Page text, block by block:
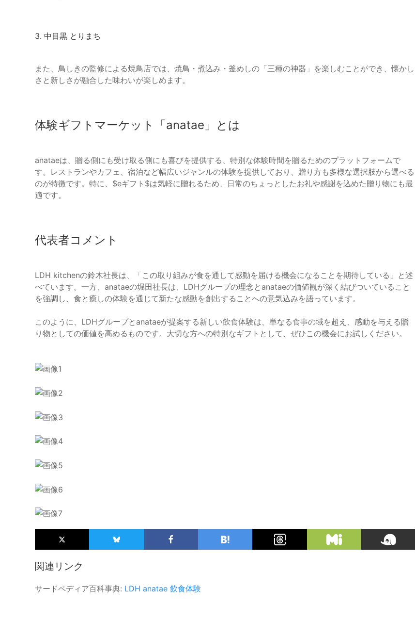
3. 中目黒 とりまち
また、鳥しきの監修による焼鳥店では、焼鳥・煮込み・釜めしの「三種の神器」を楽しむことができ、懐かし
さと新しさが融合した味わいが楽しめます。
体験ギフトマーケット「anatae」とは
anataeは、贈る側にも受け取る側にも喜びを提供する、特別な体験時間を贈るためのプラットフォームで
す。レストランやカフェ、宿泊など幅広いジャンルの体験を提供しており、贈り方も多様な選択肢から選べる
のが特徴です。特に、$eギフト$は気軽に贈れるため、日常のちょっとしたお礼や感謝を込めた贈り物にも最
適です。
代表者コメント
LDH kitchenの鈴木社長は、「この取り組みが食を通して感動を届ける機会になることを期待している」と述
べています。一方、anataeの堀田社長は、LDHグループの理念とanataeの価値観が深く結びついていること
を強調し、食と癒しの体験を通じて新たな感動を創出することへの意気込みを語っています。
このように、LDHグループとanataeが提案する新しい飲食体験は、単なる食事の域を超え、感動を与える贈
り物としての価値を高めるものです。大切な方への特別なギフトとして、ぜひこの機会にお試しください。
関連リンク
サードペディア百科事典: LDH anatae 飲食体験